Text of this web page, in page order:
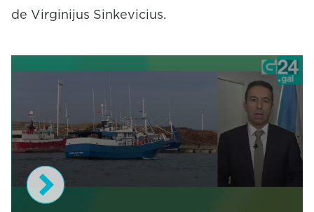
de Virginijus Sinkevicius.